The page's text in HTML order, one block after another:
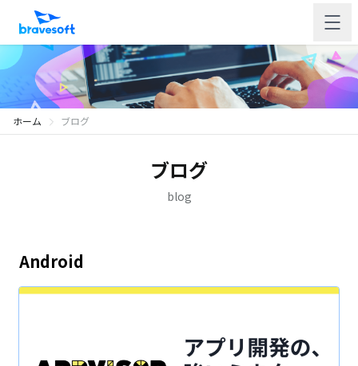
ホーム ブログ
ブログ
blog
Android